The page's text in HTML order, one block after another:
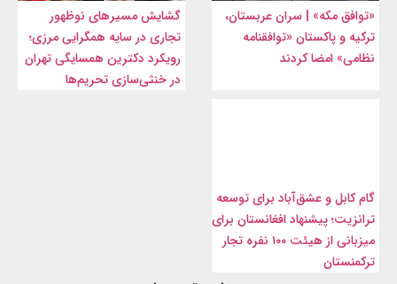
«توافق مکه» | سران عربستان،
ترکیه و پاکستان «توافقنامه
نظامی» امضا کردند
گشایش مسیرهای نوظهور
تجاری در سایه همگرایی مرزی؛
رویکرد دکترین همسایگی تهران
در خنثی‌سازی تحریم‌ها
گام کابل و عشق‌آباد برای توسعه
ترانزیت؛ پیشنهاد افغانستان برای
میزبانی از هیئت ۱۰۰ نفره تجار
ترکمنستان